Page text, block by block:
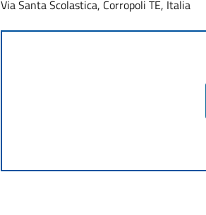
Via Santa Scolastica, Corropoli TE, Italia